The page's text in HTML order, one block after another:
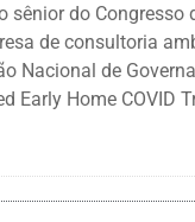
do Congresso
de consultoria
Nacional de
Early Home COVID